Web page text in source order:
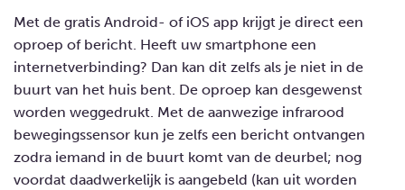
Met de gratis Android- of iOS app krijgt je direct een
oproep of bericht. Heeft uw smartphone een
internetverbinding? Dan kan dit zelfs als je niet in de
buurt van het huis bent. De oproep kan desgewenst
worden weggedrukt. Met de aanwezige infrarood
bewegingssensor kun je zelfs een bericht ontvangen
zodra iemand in de buurt komt van de deurbel; nog
voordat daadwerkelijk is aangebeld (kan uit worden